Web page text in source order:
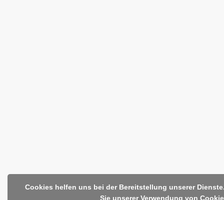
Cookies helfen uns bei der Bereitstellung unserer
Sie unserer Verwendung von